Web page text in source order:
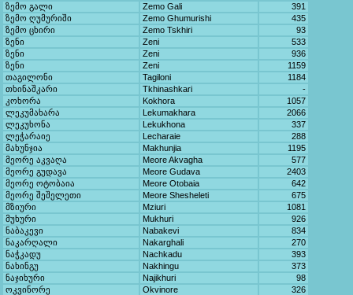
ზემო გალი
Zemo Gali
391
ზემო ღუმურიში
Zemo Ghumurishi
435
ზემო ცხირი
Zemo Tskhiri
93
ზენი
Zeni
533
ზენი
Zeni
936
ზენი
Zeni
1159
თაგილონი
Tagiloni
1184
თხინაშკარი
Tkhinashkari
-
კოხორა
Kokhora
1057
ლეკუმახარა
Lekumakhara
2066
ლეკუხონა
Lekukhona
337
ლეჭარაიე
Lecharaie
288
მახუნჯია
Makhunjia
1195
მეორე აკვაღა
Meore Akvagha
577
მეორე გუდავა
Meore Gudava
2403
მეორე ოტობაია
Meore Otobaia
642
მეორე შეშელეთი
Meore Shesheleti
675
მზიური
Mziuri
1081
მუხური
Mukhuri
926
ნაბაკევი
Nabakevi
834
ნაკარღალი
Nakarghali
270
ნაჭკადუ
Nachkadu
393
ნახინგუ
Nakhingu
373
ნაჯიხური
Najikhuri
98
ოკვინორე
Okvinore
326